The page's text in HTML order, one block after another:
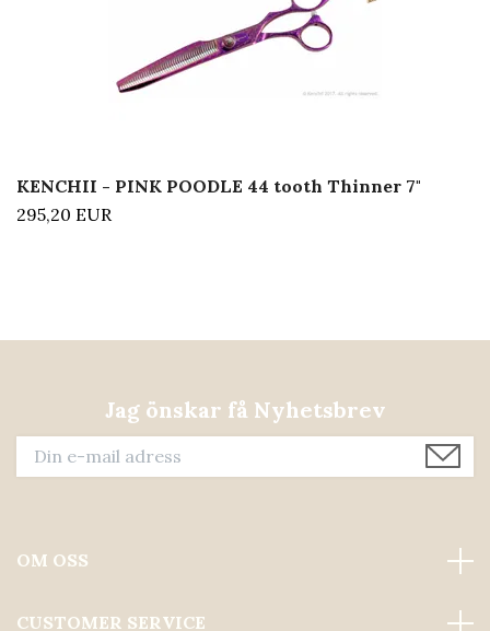
KENCHII - PINK POODLE 44 tooth Thinner 7"
295,20 EUR
Jag önskar få Nyhetsbrev
OM OSS
CUSTOMER SERVICE